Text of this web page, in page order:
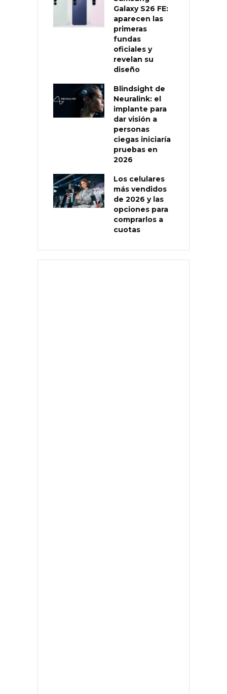
Galaxy S26 FE:
aparecen las
primeras
fundas
oficiales y
revelan su
diseño
Blindsight de
Neuralink: el
implante para
dar visión a
personas
ciegas iniciaría
pruebas en
2026
Los celulares
más vendidos
de 2026 y las
opciones para
comprarlos a
cuotas